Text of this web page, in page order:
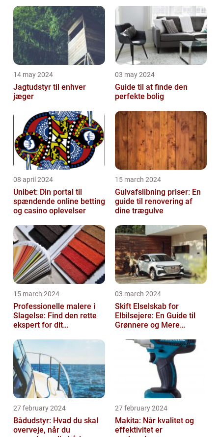
eller virksomhed
14 may 2024
Jagtudstyr til enhver
jæger
03 may 2024
Guide til at finde den
perfekte bolig
08 april 2024
Unibet: Din portal til
spændende online betting
og casino oplevelser
15 march 2024
Gulvafslibning priser: En
guide til renovering af
dine trægulve
15 march 2024
Professionelle malere i
Slagelse: Find den rette
ekspert for dit
03 march 2024
Skift Elselskab for
Elbilsejere: En Guide til
Grønnere og Mere
27 february 2024
Bådudstyr: Hvad du skal
overveje, når du
27 february 2024
Makita: Når kvalitet og
effektivitet er